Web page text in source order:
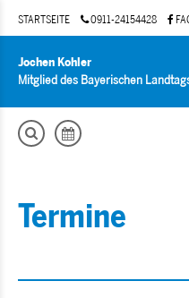
STARTSEITE 0911-24154428
Jochen Kohler
Mitglied des Bayerischen
Termine